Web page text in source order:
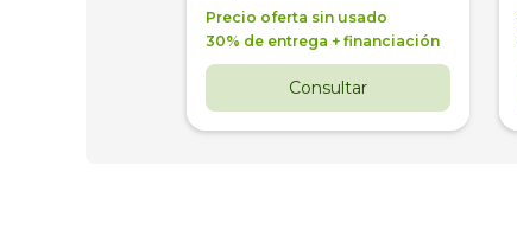
Precio oferta sin usado
30% de entrega + financiación
Consultar